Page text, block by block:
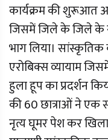
कार्यक्रम की शुरूआत
जिसमें जिले के जिले के
भाग लिया। सांस्कृतिक
एरोबिक्स व्यायाम
हुला हूप का प्रदर्शन
की 60 छात्राओं ने एक
नृत्य घूमर पेश कर